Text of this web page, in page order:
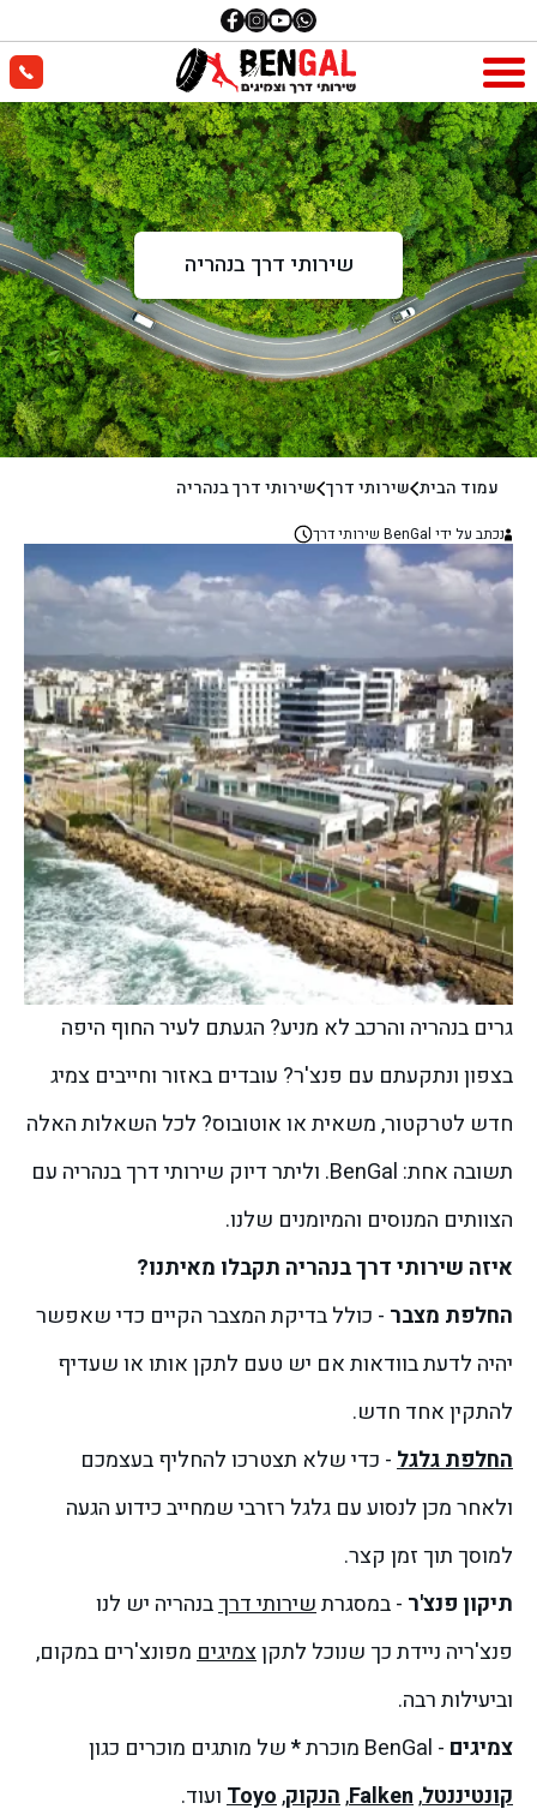
שירותי דרך בנהריה
עמוד הבית שירותי דרך שירותי דרך בנהריה
נכתב על ידי BenGal שירותי דרך
גרים בנהריה והרכב לא מניע? הגעתם לעיר החוף היפה
בצפון ונתקעתם עם פנצ'ר? עובדים באזור וחייבים צמיג
חדש לטרקטור, משאית או אוטובוס? לכל השאלות האלה
תשובה אחת: BenGal. וליתר דיוק שירותי דרך בנהריה עם
הצוותים המנוסים והמיומנים שלנו.
איזה שירותי דרך בנהריה תקבלו מאיתנו?
החלפת מצבר - כולל בדיקת המצבר הקיים כדי שאפשר
יהיה לדעת בוודאות אם יש טעם לתקן אותו או שעדיף
להתקין אחד חדש.
החלפת גלגל- כדי שלא תצטרכו להחליף בעצמכם
ולאחר מכן לנסוע עם גלגל רזרבי שמחייב כידוע הגעה
למוסך תוך זמן קצר.
תיקון פנצ'ר - במסגרתשירותי דרךבנהריה יש לנו
פנצ'ריה ניידת כך שנוכל לתקןצמיגיםמפונצ'רים במקום,
וביעילות רבה.
צמיגים - BenGal מוכרת *של מותגים מוכרים כגון
קונטיננטל,
Falken
,הנקוק,
Toyoועוד.